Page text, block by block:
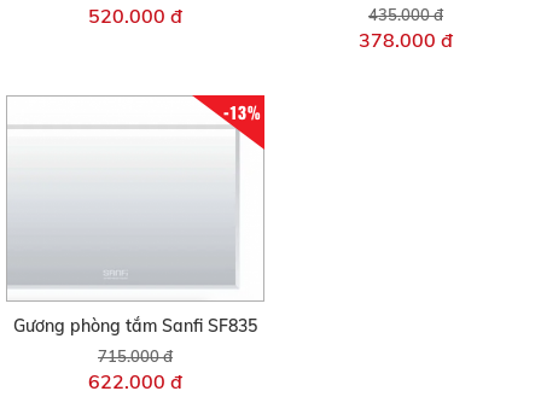
520.000 đ 435.000 đ
378.000 đ
-13%
Gương phòng tắm Sanfi SF835
715.000 đ
622.000 đ